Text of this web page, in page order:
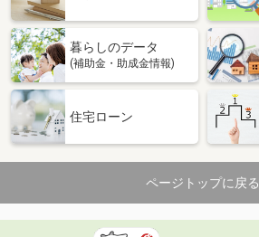
暮らしのデータ
(補助金・助成金情報)
住宅ローン
ページトップに戻る